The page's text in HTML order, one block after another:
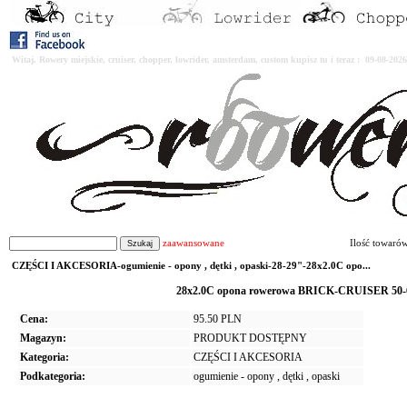
Witaj. Rowery miejskie, cruiser, chopper, lowrider, amsterdam, custom kupisz tu i teraz : 09-08-
zaawansowane Ilość
CZĘŚCI I AKCESORIA-ogumienie - opony , dętki , opaski-28-29"-28x2.0C opo...
28x2.0C opona rowerowa BRICK-CRUISER
Cena:
95.50 PLN
Magazyn:
PRODUKT DOSTĘPNY
Kategoria:
CZĘŚCI I AKCESORIA
Podkategoria:
ogumienie - opony , dętki , opaski